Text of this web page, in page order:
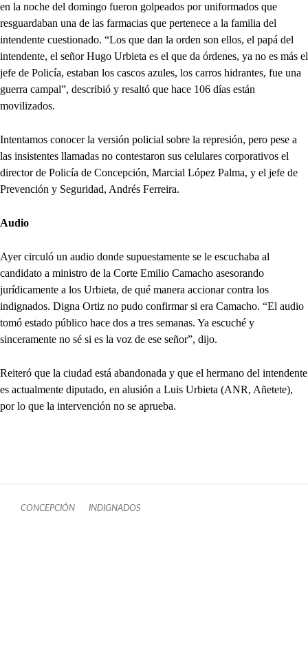
en la noche del domingo fueron golpeados por uniformados que
resguardaban una de las farmacias que pertenece a la familia del
intendente cuestionado. “Los que dan la orden son ellos, el papá del
intendente, el señor Hugo Urbieta es el que da órdenes, ya no es más el
jefe de Policía, estaban los cascos azules, los carros hidrantes, fue una
guerra campal”, describió y resaltó que hace 106 días están
movilizados.
Intentamos conocer la versión policial sobre la represión, pero pese a
las insistentes llamadas no contestaron sus celulares corporativos el
director de Policía de Concepción, Marcial López Palma, y el jefe de
Prevención y Seguridad, Andrés Ferreira.
Audio
Ayer circuló un audio donde supuestamente se le escuchaba al
candidato a ministro de la Corte Emilio Camacho asesorando
jurídicamente a los Urbieta, de qué manera accionar contra los
indignados. Digna Ortiz no pudo confirmar si era Camacho. “El audio
tomó estado público hace dos a tres semanas. Ya escuché y
sinceramente no sé si es la voz de ese señor”, dijo.
Reiteró que la ciudad está abandonada y que el hermano del intendente
es actualmente diputado, en alusión a Luis Urbieta (ANR, Añetete),
por lo que la intervención no se aprueba.
CONCEPCIÓN INDIGNADOS